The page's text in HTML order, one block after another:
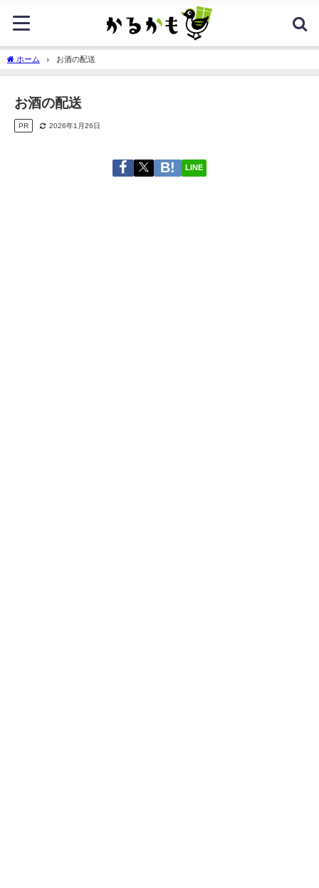
ホーム お酒の配送
お酒の配送
PR 2026年1月26日
LINE